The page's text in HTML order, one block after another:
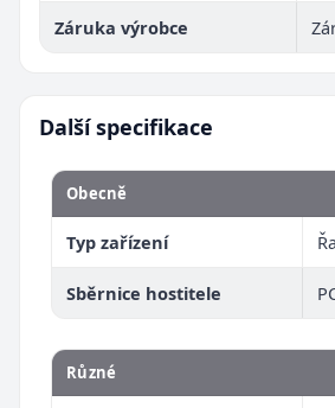
Záruka výrobce
Další specifikace
Obecně
Typ zařízení
Sběrnice hostitele
Různé